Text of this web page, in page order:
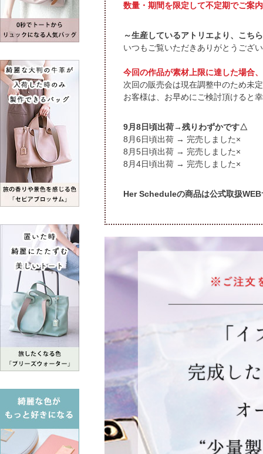
数量・期間を限定して不定期でご案
～生産しているアトリエより、こち
いつもご覧いただきありがとうござ
今回の作品が素材上限に達した場合
次回の販売会は現在調整中のため未
お客様は、お早めにご検討頂けると
9月8日頃出荷→残りわずかです△
頃出荷 → 完売しました×
頃出荷 → 完売しました×
頃出荷 → 完売しました×
Her Scheduleの商品は公式取扱